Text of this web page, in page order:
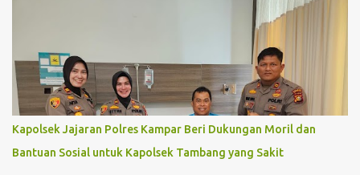
Kapolsek Jajaran Polres Kampar Beri Dukungan Moril dan
Bantuan Sosial untuk Kapolsek Tambang yang Sakit